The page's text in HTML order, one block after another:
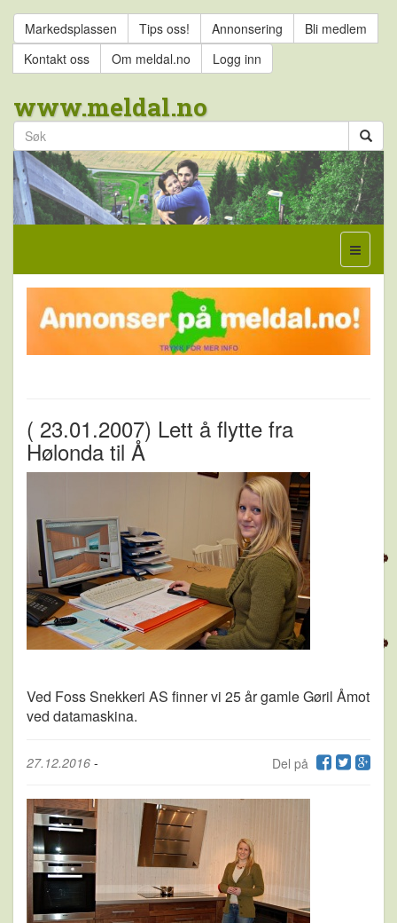
Markedsplassen Tips oss! Annonsering
Bli medlem
Kontakt oss
Om meldal.no Logg inn
www.meldal.no
( 23.01.2007) Lett å flytte fra
Hølonda til Å
Ved Foss Snekkeri AS finner vi 25 år gamle Gøril Åmot
ved datamaskina.
Del på
27.12.2016 -